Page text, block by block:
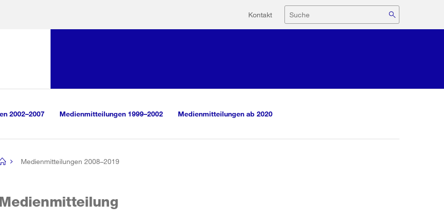
Hilfsnavigation
Kontakt Suche
2002–2007 Medienmitteilungen 1999–2002 Medienmitteilungen ab 2020
Medienmitteilungen 2008–2019